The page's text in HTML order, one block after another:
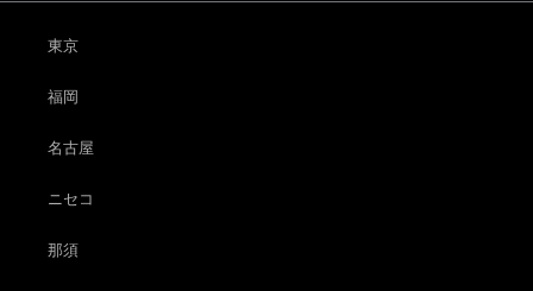
東京
福岡
名古屋
ニセコ
那須